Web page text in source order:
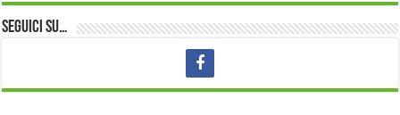
Seguici su…